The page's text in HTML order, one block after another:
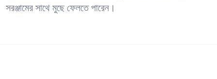
সরঞ্জামের সাথে মুছে ফেলতে পারেন।